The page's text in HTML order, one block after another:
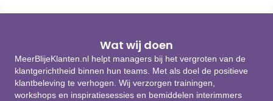
Wat wij doen
MeerBlijeKlanten.nl helpt managers bij het vergroten van de
klantgerichtheid binnen hun teams. Met als doel de positieve
klantbeleving te verhogen. Wij verzorgen trainingen,
workshops en inspiratiesessies en bemiddelen interimmers